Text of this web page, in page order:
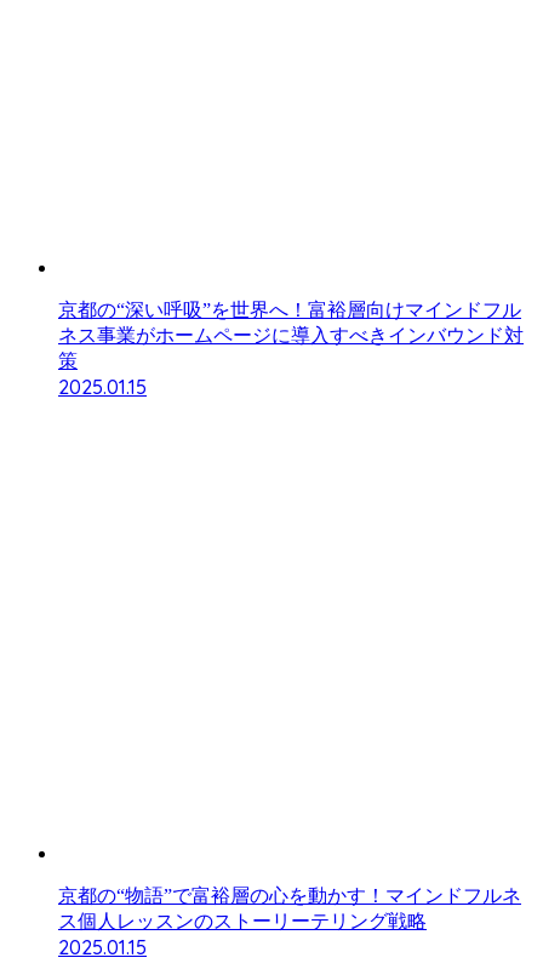
京都の“深い呼吸”を世界へ！富裕層向けマインドフル
ネス事業がホームページに導入すべきインバウンド対
策
2025.01.15
京都の“物語”で富裕層の心を動かす！マインドフルネ
ス個人レッスンのストーリーテリング戦略
2025.01.15